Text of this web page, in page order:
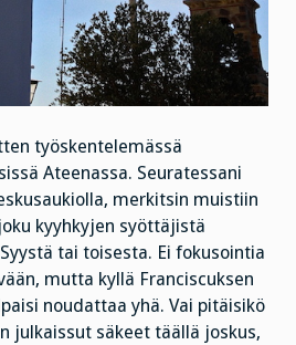
työskentelemässä
Ateenassa. Seuratessani
merkitsin muistiin
kyyhkyjen syöttäjistä
tai toisesta. Ei fokusointia
mutta kyllä Franciscuksen
noudattaa yhä. Vai pitäisikö
julkaissut säkeet täällä joskus,